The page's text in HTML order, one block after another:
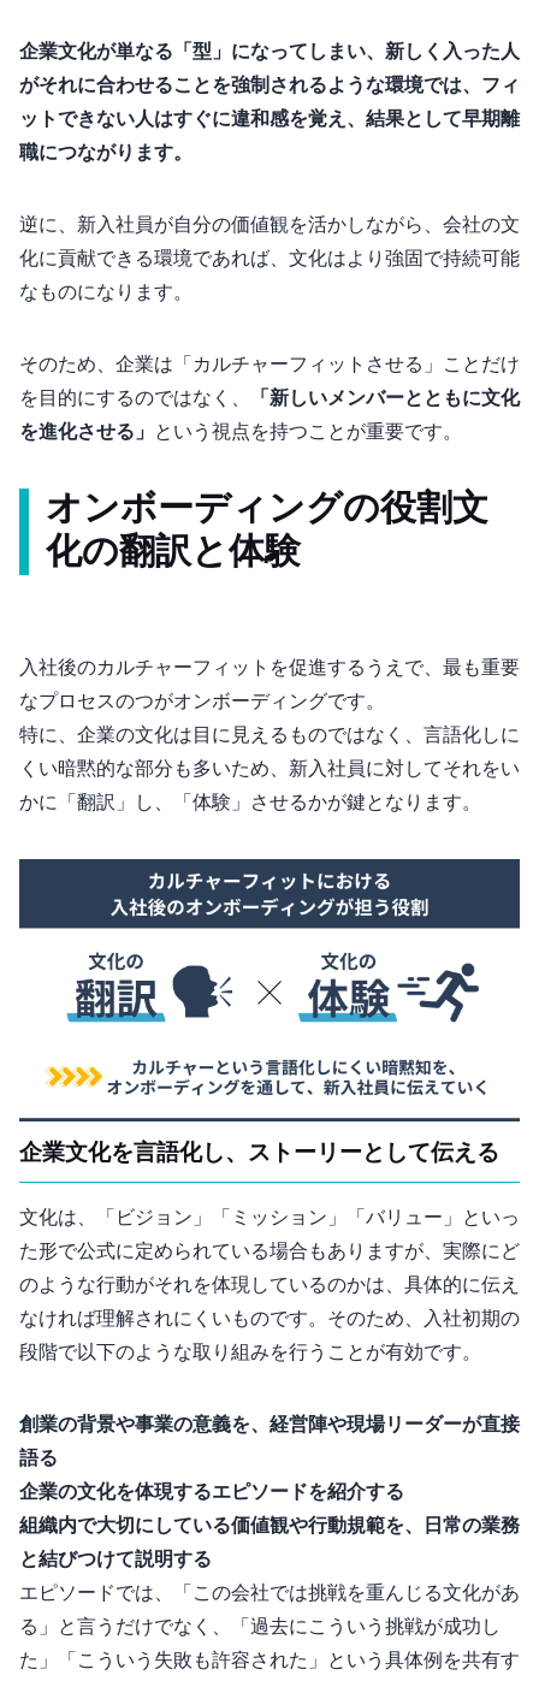
企業文化が単なる「型」になってしまい、新しく入った人
がそれに合わせることを強制されるような環境では、フィ
ットできない人はすぐに違和感を覚え、結果として早期離
職につながります。
逆に、新入社員が自分の価値観を活かしながら、会社の文
化に貢献できる環境であれば、文化はより強固で持続可能
なものになります。
そのため、企業は「カルチャーフィットさせる」ことだけ
を目的にするのではなく、
「新しいメンバーとともに文化
を進化させる」 という視点を持つことが重要です。
オンボーディングの役割 – 文
化の“翻訳”と“体験”
入社後のカルチャーフィットを促進するうえで、最も重要
なプロセスの1つがオンボーディングです。
特に、企業の文化は目に見えるものではなく、言語化しに
くい暗黙的な部分も多いため、新入社員に対してそれをい
かに「翻訳」し、「体験」させるかが鍵となります。
1. 企業文化を言語化し、ストーリーとして伝える
文化は、「ビジョン」「ミッション」「バリュー」といっ
た形で公式に定められている場合もありますが、実際にど
のような行動がそれを体現しているのかは、具体的に伝え
なければ理解されにくいものです。そのため、入社初期の
段階で以下のような取り組みを行うことが有効です。
創業の背景や事業の意義を、経営陣や現場リーダーが直接
語る
企業の文化を体現するエピソードを紹介する
組織内で大切にしている価値観や行動規範を、日常の業務
と結びつけて説明する
エピソードでは、「この会社では挑戦を重んじる文化があ
る」と言うだけでなく、「過去にこういう挑戦が成功し
た」「こういう失敗も許容された」という具体例を共有す